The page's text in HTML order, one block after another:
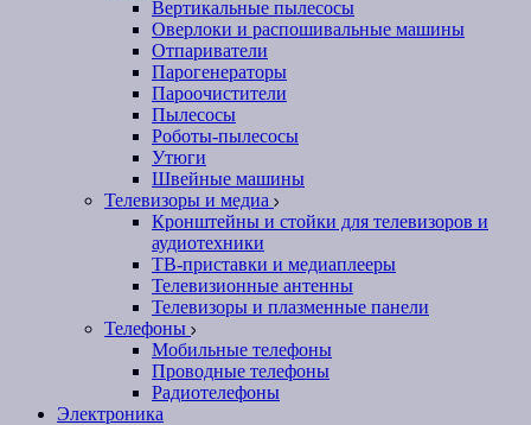
Вертикальные пылесосы
Оверлоки и распошивальные машины
Отпариватели
Парогенераторы
Пароочистители
Пылесосы
Роботы-пылесосы
Утюги
Швейные машины
Телевизоры и медиа
Кронштейны и стойки для телевизоров и
аудиотехники
ТВ-приставки и медиаплееры
Телевизионные антенны
Телевизоры и плазменные панели
Телефоны
Мобильные телефоны
Проводные телефоны
Радиотелефоны
Электроника